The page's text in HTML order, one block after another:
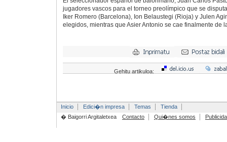
jugadores vascos para el torneo preolímpico que se
Iker Romero (Barcelona), Ion Belaustegi (Rioja) y Julen
elegidos, mientras que Asier Antonio se cae finalmente de
Gehitu artikuloa:
Inicio Edici�n impresa Temas
Tienda
� Baigorri Argitaletxea
Contacto Qui�nes somos